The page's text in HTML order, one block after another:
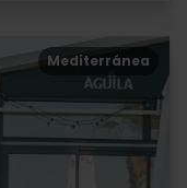
Mediterránea